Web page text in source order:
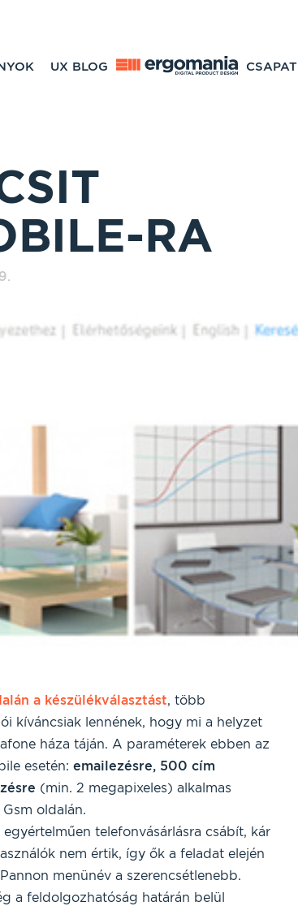
UX BLOG CSAPAT
RA
a készülékválasztást, több
kíváncsiak lennének, hogy mi a helyzet
háza táján. A paraméterek ebben az
esetén: emailezésre, 500 cím
(min. 2 megapixeles) alkalmas
oldalán.
egyértelműen telefonvásárlásra csábít, kár
nem értik, így ők a feladat elején
menünév a szerencsétlenebb.
a feldolgozhatóság határán belül